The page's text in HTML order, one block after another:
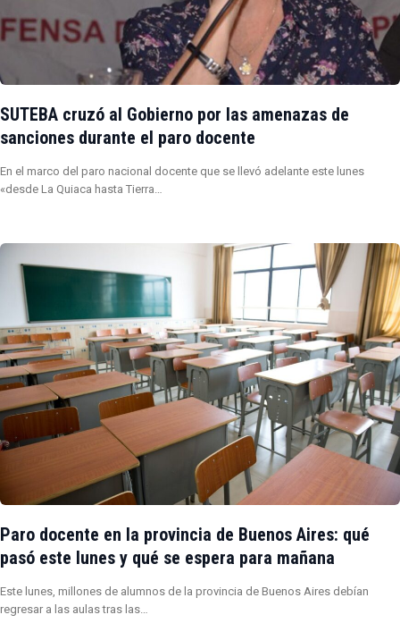
SUTEBA cruzó al Gobierno por las amenazas de
sanciones durante el paro docente
En el marco del paro nacional docente que se llevó adelante este lunes
«desde La Quiaca hasta Tierra…
Paro docente en la provincia de Buenos Aires: qué
pasó este lunes y qué se espera para mañana
Este lunes, millones de alumnos de la provincia de Buenos Aires debían
regresar a las aulas tras las…